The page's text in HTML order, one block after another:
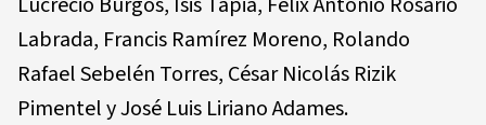
Labrada, Francis Ramírez Moreno, Rolando
Rafael Sebelén Torres, César Nicolás Rizik
Pimentel y José Luis Liriano Adames.